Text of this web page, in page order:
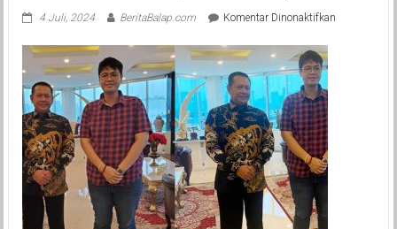
4 Juli, 2024 BeritaBalap.com Komentar Dinonaktifkanpada